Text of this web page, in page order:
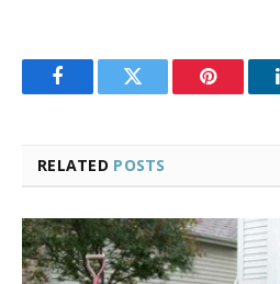
FacebookTwitter Pinterest
RELATED POSTS